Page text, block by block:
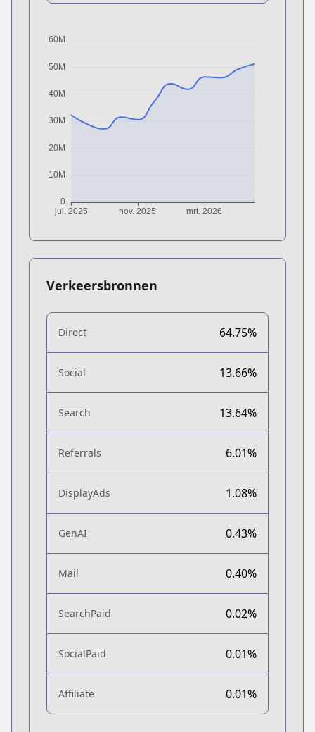
Verkeersbronnen
Direct 64.75%
Social 13.66%
Search 13.64%
Referrals 6.01%
DisplayAds 1.08%
GenAI 0.43%
Mail 0.40%
SearchPaid 0.02%
SocialPaid 0.01%
Affiliate 0.01%